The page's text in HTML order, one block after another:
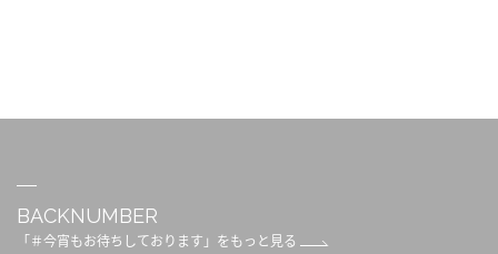
BACKNUMBER
「＃今宵もお待ちしております」をもっと見る